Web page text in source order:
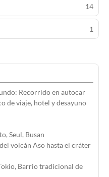
14
1
Recorrido en autocar
de viaje, hotel y desayuno
Seul, Busan
volcán Aso hasta el cráter
Barrio tradicional de